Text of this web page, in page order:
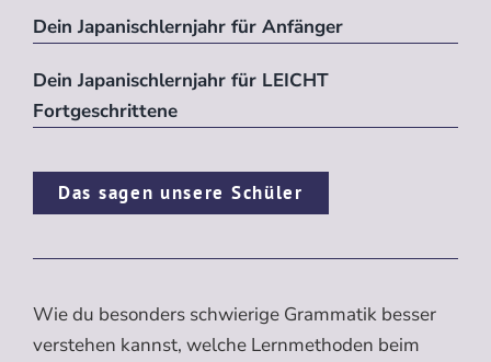
Dein Japanischlernjahr für Anfänger
Dein Japanischlernjahr für LEICHT
Fortgeschrittene
Das sagen unsere Schüler
Wie du besonders schwierige Grammatik besser
verstehen kannst, welche Lernmethoden beim